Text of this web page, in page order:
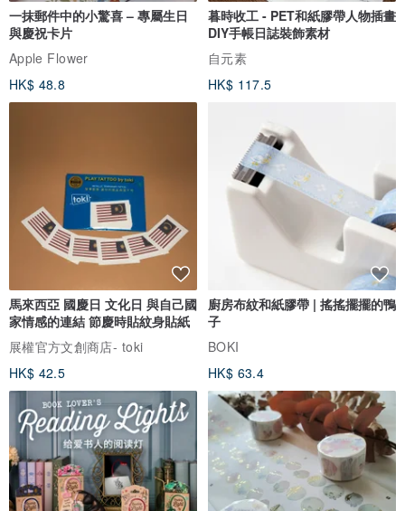
一抹郵件中的小驚喜 – 專屬生日
與慶祝卡片
Apple Flower
HK$ 48.8
暮時收工 - PET和紙膠帶人物插畫
DIY手帳日誌裝飾素材
自元素
HK$ 117.5
馬來西亞 國慶日 文化日 與自己國
家情感的連結 節慶時貼紋身貼紙
展權官方文創商店- toki
HK$ 42.5
廚房布紋和紙膠帶 | 搖搖擺擺的鴨
子
BOKI
HK$ 63.4